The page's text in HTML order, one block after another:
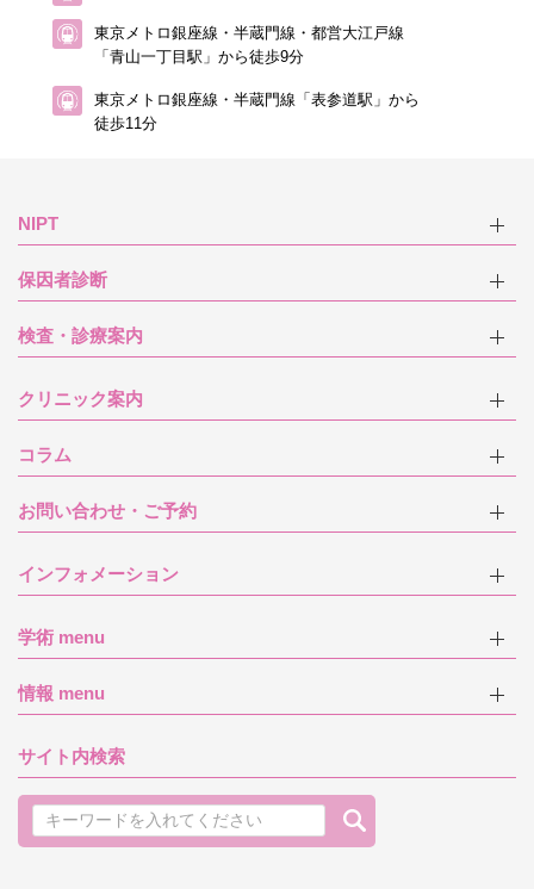
東京メトロ銀座線・半蔵門線・都営大江戸線
「青山一丁目駅」から徒歩9分
東京メトロ銀座線・半蔵門線「表参道駅」から
徒歩11分
NIPT
保因者診断
検査・診療案内
クリニック案内
コラム
お問い合わせ・ご予約
インフォメーション
学術 menu
情報 menu
サイト内検索